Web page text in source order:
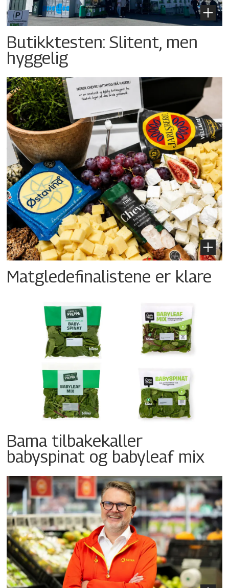
Butikktesten: Slitent, men
hyggelig
Matgledefinalistene er klare
Bama tilbakekaller
babyspinat og babyleaf mix